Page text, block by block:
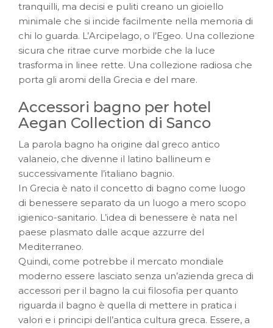
tranquilli, ma decisi e puliti creano un gioiello
minimale che si incide facilmente nella memoria di
chi lo guarda. L’Arcipelago, o l’Egeo. Una collezione
sicura che ritrae curve morbide che la luce
trasforma in linee rette. Una collezione radiosa che
porta gli aromi della Grecia e del mare.
Accessori bagno per hotel
Aegan Collection di Sanco
La parola bagno ha origine dal greco antico
valaneio, che divenne il latino ballineum e
successivamente l’italiano bagnio.
In Grecia è nato il concetto di bagno come luogo
di benessere separato da un luogo a mero scopo
igienico-sanitario. L’idea di benessere è nata nel
paese plasmato dalle acque azzurre del
Mediterraneo.
Quindi, come potrebbe il mercato mondiale
moderno essere lasciato senza un’azienda greca di
accessori per il bagno la cui filosofia per quanto
riguarda il bagno è quella di mettere in pratica i
valori e i principi dell’antica cultura greca. Essere, a